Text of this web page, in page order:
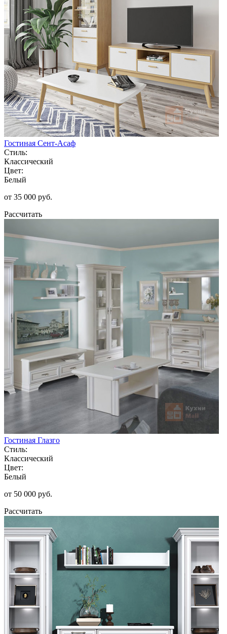
Гостиная Сент-Асаф
Стиль:
Классический
Цвет:
Белый
от 35 000 руб.
Рассчитать
Гостиная Глазго
Стиль:
Классический
Цвет:
Белый
от 50 000 руб.
Рассчитать